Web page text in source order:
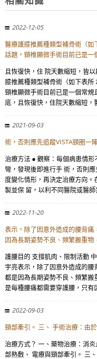
2022-12-05
醫療護膝推薦種類型補骨術（
話題，頸椎顯微手術目前已是一
且恢復快，住 院天數縮短，皆
膝推薦種類型補骨術（如下表所
頸椎顯微手術目前已是一個常
底，且恢復快，住院天數縮短，
2021-09-03
術，否則應先追蹤VISTA頸圈一
治療方法 ● 觀察：每個病患情
彎，發現後即進行手 術，否則
度變化情形，再決定治療方向
製並保 留，以利不同醫院或醫
2022-11-20
表示，除了因意外造成的腰背
因為長期姿勢不良、頻繁搬重物
護腰目的 支撐肌肉、限制活動
宇亮表示，除了因意外造成的
都是因為長期姿勢不良、頻繁
是每種腰痛都需要穿護腰，只
2022-09-03
頸部牽引。 三、 手術治療：由
治療方式？ 一、藥物治療：消
部熱敷、 電療與頸部牽引。 三